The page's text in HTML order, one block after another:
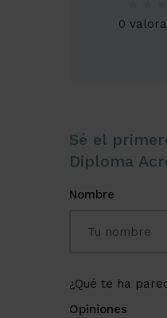
0
Sé el
Diploma
Nombre
¿Qué te ha
Opiniones